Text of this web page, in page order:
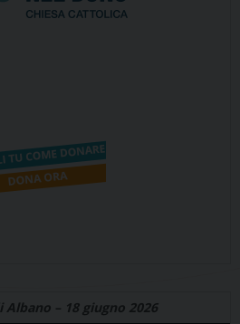
– 18 giugno 2026